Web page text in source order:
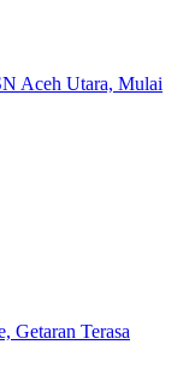
Aceh Utara, Mulai
Getaran Terasa